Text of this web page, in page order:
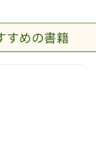
すめの書籍